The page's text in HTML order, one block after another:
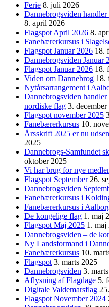
Ferie 8. juli 2026
Dannebrogsviden
8. april 2026
Flagspot April 2026 8.
Fanebærerkursus i
Flagspot Januar 2026 18.
Dannebrogsviden Januar
Flagspot Januar 2026 18.
Viden om Dannebrog 18.
Nytårsarrangement i
Dannebrogsviden
nordiske flag 3.
Flagspot november 2025
Fanebærerkursus 10.
Årsskrift 2025 er nu
2025
Dannebrogs-Samfundet
oktober 2025
Vi har brug for nye
Flagspot September 26.
Dannebrogsviden
Fanebærerkursus i
Fanebærerkursus i
De kongelige flag 1. maj
Flagspot Maj 2025 1. maj
Dannebrogsviden – de
Ny Landsformand i
Fanebærerkursus 10.
Flagspot 3. marts 2025
Dannebrogsviden 3.
Aflysning af Flagdage 5.
Digitale Valdemarsflag
Flagspot November 2024